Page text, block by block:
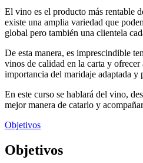
El vino es el producto más rentable
existe una amplia variedad que
global pero también una clientela
De esta manera, es imprescindible
vinos de calidad en la carta y ofrecer
importancia del maridaje adaptada y
En este curso se hablará del vino,
mejor manera de catarlo y
Objetivos
Objetivos